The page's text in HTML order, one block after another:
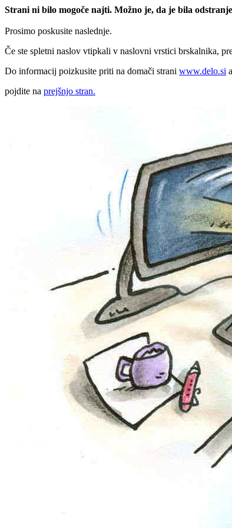
Strani ni bilo mogoče najti. Možno je, da je bila
Prosimo poskusite naslednje.
Če ste spletni naslov vtipkali v naslovni vrstici brskalnika,
Do informacij poizkusite priti na domači strani www.delo.si
pojdite na prejšnjo stran.